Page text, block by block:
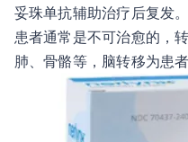
妥珠单抗辅助治疗后复发
患者通常是不可治愈的，
肺、骨骼等，脑转移为患